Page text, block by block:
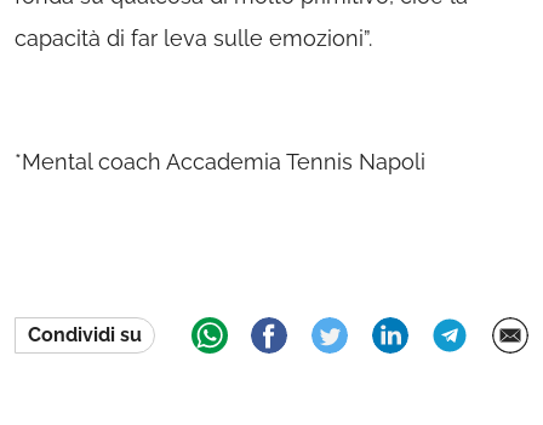
capacità di far leva sulle emozioni”.
*Mental coach Accademia Tennis Napoli
Condividi su